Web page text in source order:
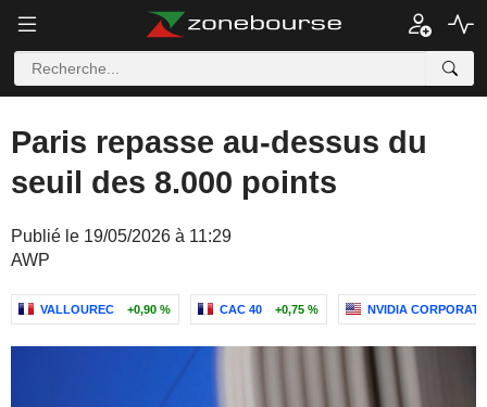
Paris repasse au-dessus du
seuil des 8.000 points
Publié le 19/05/2026 à 11:29
AWP
VALLOUREC +0,90 % CAC 40 +0,75 % NVIDIA